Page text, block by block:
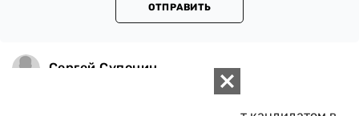
ОТПРАВИТЬ
Сергей Супонин